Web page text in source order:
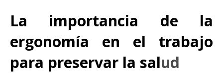
La importancia de la
ergonomía en el trabajo
para preservar la salud